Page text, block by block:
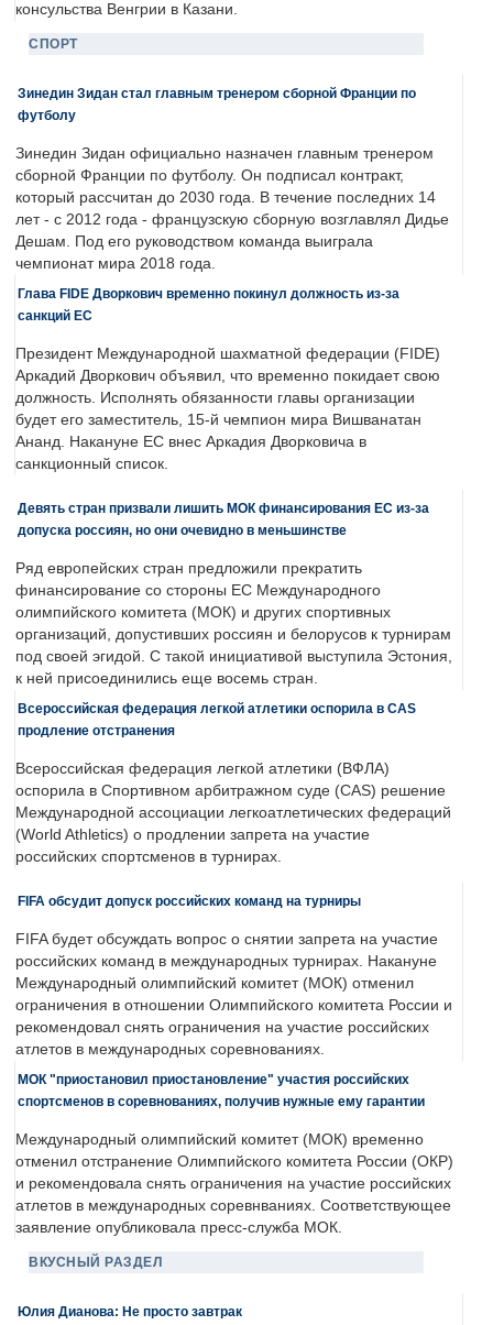
консульства Венгрии в Казани.
СПОРТ
Зинедин Зидан стал главным тренером сборной Франции по
футболу
Зинедин Зидан официально назначен главным тренером
сборной Франции по футболу. Он подписал контракт,
который рассчитан до 2030 года. В течение последних 14
лет - с 2012 года - французскую сборную возглавлял Дидье
Дешам. Под его руководством команда выиграла
чемпионат мира 2018 года.
Глава FIDE Дворкович временно покинул должность из-за
санкций ЕС
Президент Международной шахматной федерации (FIDE)
Аркадий Дворкович объявил, что временно покидает свою
должность. Исполнять обязанности главы организации
будет его заместитель, 15-й чемпион мира Вишванатан
Ананд. Накануне ЕС внес Аркадия Дворковича в
санкционный список.
Девять стран призвали лишить МОК финансирования ЕС из-за
допуска россиян, но они очевидно в меньшинстве
Ряд европейских стран предложили прекратить
финансирование со стороны ЕС Международного
олимпийского комитета (МОК) и других спортивных
организаций, допустивших россиян и белорусов к турнирам
под своей эгидой. С такой инициативой выступила Эстония,
к ней присоединились еще восемь стран.
Всероссийская федерация легкой атлетики оспорила в CAS
продление отстранения
Всероссийская федерация легкой атлетики (ВФЛА)
оспорила в Спортивном арбитражном суде (CAS) решение
Международной ассоциации легкоатлетических федераций
(World Athletics) о продлении запрета на участие
российских спортсменов в турнирах.
FIFA обсудит допуск российских команд на турниры
FIFA будет обсуждать вопрос о снятии запрета на участие
российских команд в международных турнирах. Накануне
Международный олимпийский комитет (МОК) отменил
ограничения в отношении Олимпийского комитета России и
рекомендовал снять ограничения на участие российских
атлетов в международных соревнованиях.
МОК "приостановил приостановление" участия российских
спортсменов в соревнованиях, получив нужные ему гарантии
Международный олимпийский комитет (МОК) временно
отменил отстранение Олимпийского комитета России (ОКР)
и рекомендовала снять ограничения на участие российских
атлетов в международных соревнваниях. Соответствующее
заявление опубликовала пресс-служба МОК.
ВКУСНЫЙ РАЗДЕЛ
Юлия Дианова: Не просто завтрак